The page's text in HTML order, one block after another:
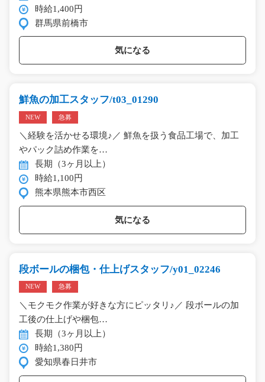
時給1,400円
群馬県前橋市
気になる
鮮魚の加工スタッフ/t03_01290
NEW 急募
＼経験を活かせる環境♪／ 鮮魚を扱う食品工場で、加工
やパック詰め作業を…
長期（3ヶ月以上）
時給1,100円
熊本県熊本市西区
気になる
段ボールの梱包・仕上げスタッフ/y01_02246
NEW 急募
＼モクモク作業が好きな方にピッタリ♪／ 段ボールの加
工後の仕上げや梱包…
長期（3ヶ月以上）
時給1,380円
愛知県春日井市